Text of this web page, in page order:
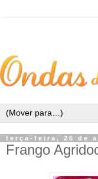
terça-feira, 26 de
Frango